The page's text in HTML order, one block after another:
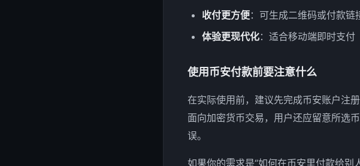
收付更方便：可生成二维码或付款链
体验更现代化：适合移动端即时支付
使用币安付款前要注意什么
在实际使用前，建议先完成币安账户注
面向加密货币交易，用户还应留意所选
误。
如果你的需求是“如何在币安里付款给别